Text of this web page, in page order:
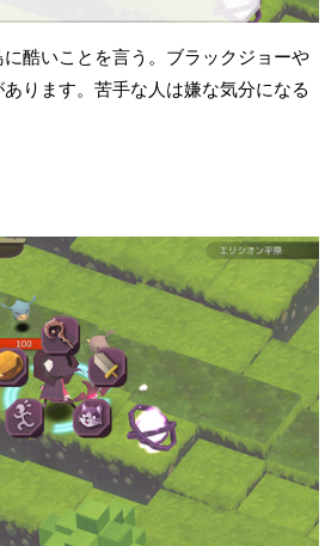
酷いことを言う。ブラックジョーや
ります。苦手な人は嫌な気分になる